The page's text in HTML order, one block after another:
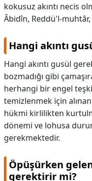
kokusuz akıntı necis
Âbidîn, Reddü'l-muhtâr,
Hangi akıntı
Hangi akıntı gusül
bozmadığı gibi
herhangi bir engel
temizlenmek için alınan
hükmi kirlilikten
dönemi ve lohusa
gerekmektedir.
Öpüşürken
gerektirir mi?